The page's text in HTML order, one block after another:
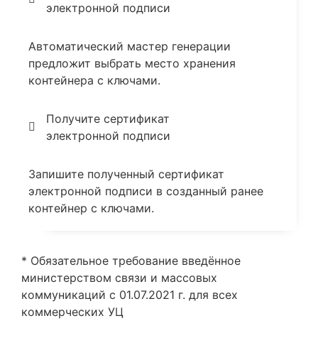
электронной подписи
Автоматический мастер генерации
предложит выбрать место хранения
контейнера с ключами.
Получите сертификат
электронной подписи
Запишите полученный сертификат
электронной подписи в созданный ранее
контейнер с ключами.
* Обязательное требование введённое
министерством связи и массовых
коммуникаций с 01.07.2021 г. для всех
коммерческих УЦ